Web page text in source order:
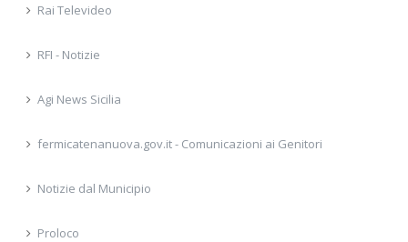
Rai Televideo
RFI - Notizie
Agi News Sicilia
fermicatenanuova.gov.it - Comunicazioni ai Genitori
Notizie dal Municipio
Proloco